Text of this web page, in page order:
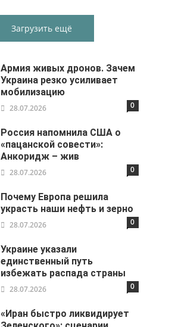
Загрузить ещё
Армия живых дронов. Зачем
Украина резко усиливает
мобилизацию
28.07.2026 0
Россия напомнила США о
«пацанской совести»:
Анкоридж – жив
28.07.2026 0
Почему Европа решила
украсть наши нефть и зерно
28.07.2026 0
Украине указали
единственный путь
избежать распада страны
28.07.2026 0
«Иран быстро ликвидирует